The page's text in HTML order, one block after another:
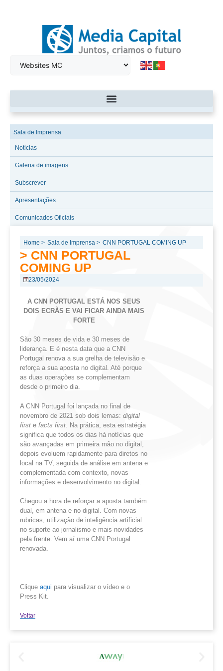
Sala de Imprensa
Noticias
Galeria de imagens
Subscrever
Apresentações
Comunicados Oficiais
Home > Sala de Imprensa > CNN PORTUGAL COMING UP
> CNN PORTUGAL
COMING UP
23/05/2024
ACNN PORTUGAL ESTÁ NOS SEUS
DOIS ECRÃS E VAI FICAR AINDA MAIS
FORTE
São 30 meses de vida e 30 meses de
liderança. E é nesta data que a CNN
Portugal renova a sua grelha de televisão e
reforça a sua aposta no digital. Até porque
as duas operações se complementam
desde o primeiro dia.
A CNN Portugal foi lançada no final de
novembro de 2021 sob dois lemas: digital
first e facts first . Na prática, esta estratégia
significa que todos os dias há notícias que
são avançadas em primeira mão no digital,
depois evoluem rapidamente para diretos no
local na TV, seguida de análise em antena e
complementada com contexto, novas
informações e desenvolvimento no digital.
Chegou a hora de reforçar a aposta também
dual, em antena e no digital. Com novas
rubricas, utilização de inteligência artificial
no suporte ao jornalismo e mais novidades
pela frente. Vem aí uma CNN Portugal
renovada.
Clique aqui para visualizar o vídeo e o
Press Kit.
Voltar